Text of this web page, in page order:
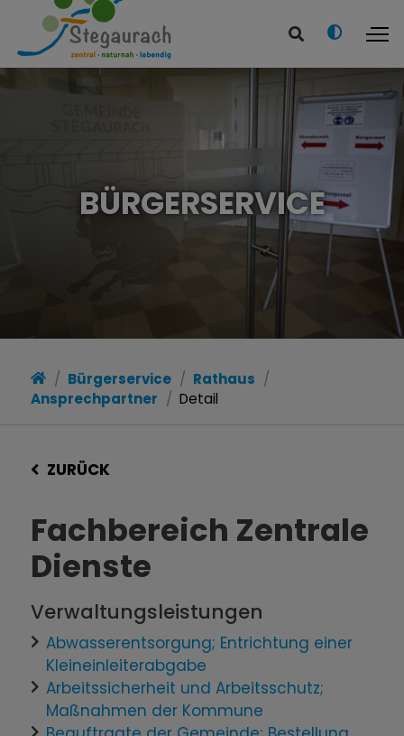
BÜRGERSERVICE
Bürgerservice
Rathaus
Ansprechpartner
Detail
ZURÜCK
Fachbereich Zentrale
Dienste
Verwaltungsleistungen
Abwasserentsorgung; Entrichtung einer
Kleineinleiterabgabe
Arbeitssicherheit und Arbeitsschutz;
Maßnahmen der Kommune